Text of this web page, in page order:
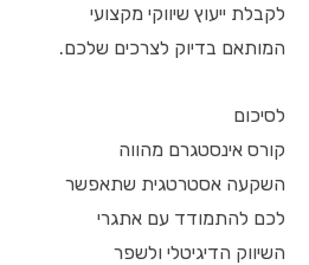
לקבלת ייעוץ שיווקי מקצועי
המותאם בדיוק לצרכים שלכם.
לסיכום
קורס אינסטגרם מהווה
השקעה אסטרטגית שתאפשר
לכם להתמודד עם אתגרי
השיווק הדיגיטלי ולשפר